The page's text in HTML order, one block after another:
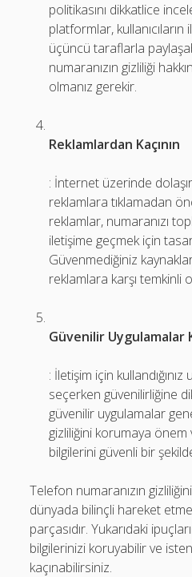
politikasını dikkatlice
platformlar, kullanıcıların
üçüncü taraflarla
numaranızın gizliliği
olmanız gerekir.
Reklamlardan Kaçının
: İnternet üzerinde
reklamlara tıklamadan
reklamlar, numaranızı
iletişime geçmek için
Güvenmediğiniz
reklamlara karşı temkinli
Güvenilir Uygulamalar
: İletişim için kullandığınız
seçerken güvenilirliğine
güvenilir uygulamalar
gizliliğini korumaya önem
bilgilerini güvenli bir
Telefon numaranızın
dünyada bilinçli hareket
parçasıdır. Yukarıdaki
bilgilerinizi koruyabilir ve
kaçınabilirsiniz.